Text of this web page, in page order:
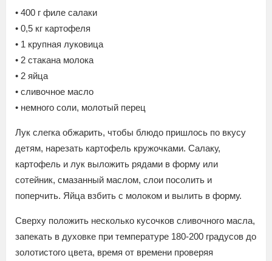
• 400 г филе салаки
• 0,5 кг картофеля
• 1 крупная луковица
• 2 стакана молока
• 2 яйца
• сливочное масло
• немного соли, молотый перец
Лук слегка обжарить, чтобы блюдо пришлось по вкусу
детям, нарезать картофель кружочками. Салаку,
картофель и лук выложить рядами в форму или
сотейник, смазанный маслом, слои посолить и
поперчить. Яйца взбить с молоком и вылить в форму.
Сверху положить несколько кусочков сливочного масла,
запекать в духовке при температуре 180-200 градусов до
золотистого цвета, время от времени проверяя